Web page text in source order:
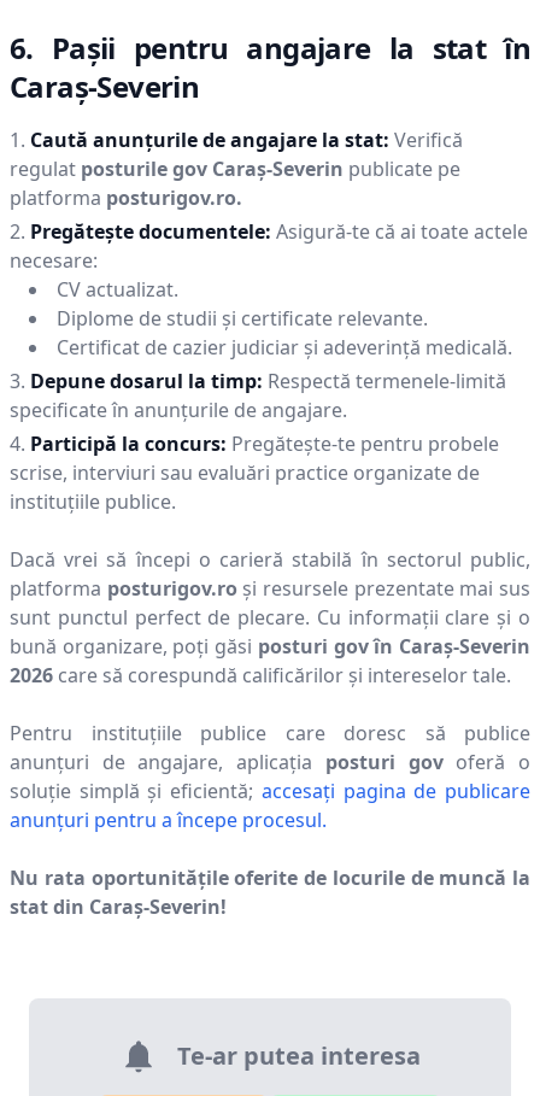
6. Pașii pentru angajare la stat în
Caraş-Severin
Caută anunțurile de angajare la stat: Verifică
regulat posturile gov Caraş-Severin publicate pe
platforma posturigov.ro.
Pregătește documentele: Asigură-te că ai toate actele
necesare:
CV actualizat.
Diplome de studii și certificate relevante.
Certificat de cazier judiciar și adeverință medicală.
Depune dosarul la timp: Respectă termenele-limită
specificate în anunțurile de angajare.
Participă la concurs: Pregătește-te pentru probele
scrise, interviuri sau evaluări practice organizate de
instituțiile publice.
Dacă vrei să începi o carieră stabilă în sectorul public,
platforma posturigov.roși resursele prezentate mai sus
sunt punctul perfect de plecare. Cu informații clare și o
bună organizare, poți găsi posturi gov în Caraş-Severin
2026 care să corespundă calificărilor și intereselor tale.
Pentru instituțiile publice care doresc să publice
anunțuri de angajare, aplicația posturi govoferă o
soluție simplă și eficientă; accesați pagina de publicare
anunțuri pentru a începe procesul.
Nu rata oportunitățile oferite de locurile de muncă la
stat din Caraş-Severin!
Te-ar putea interesa